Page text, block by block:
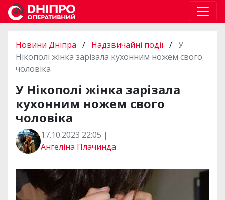
Новини Дніпра / Надзвичайні події / У
Нікополі жінка зарізала кухонним ножем свого
чоловіка
У Нікополі жінка зарізала
кухонним ножем свого
чоловіка
17.10.2023 22:05 |
Ангеліна Плачинда